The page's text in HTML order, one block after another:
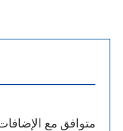
متوافق مع